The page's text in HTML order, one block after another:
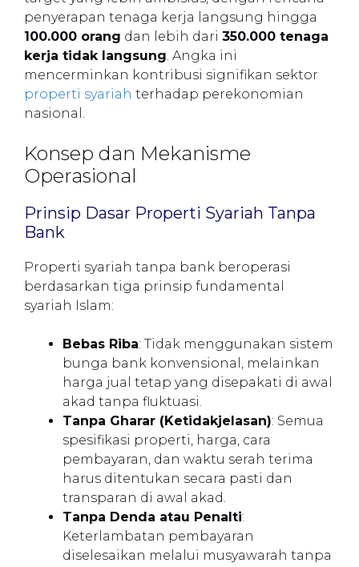
penyerapan tenaga kerja langsung hingga
100.000 orang dan lebih dari 350.000 tenaga
kerja tidak langsung. Angka ini
mencerminkan kontribusi signifikan sektor
properti syariah terhadap perekonomian
nasional.
Konsep dan Mekanisme
Operasional
Prinsip Dasar Properti Syariah Tanpa
Bank
Properti syariah tanpa bank beroperasi
berdasarkan tiga prinsip fundamental
syariah Islam:
Bebas Riba: Tidak menggunakan sistem
bunga bank konvensional, melainkan
harga jual tetap yang disepakati di awal
akad tanpa fluktuasi.
Tanpa Gharar (Ketidakjelasan): Semua
spesifikasi properti, harga, cara
pembayaran, dan waktu serah terima
harus ditentukan secara pasti dan
transparan di awal akad.
Tanpa Denda atau Penalti:
Keterlambatan pembayaran
diselesaikan melalui musyawarah tanpa